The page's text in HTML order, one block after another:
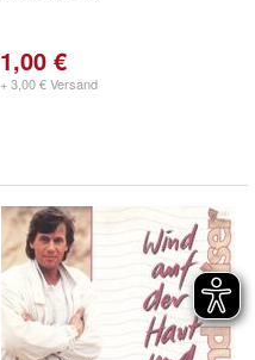
1,00 €
+ 3,00 € Versand